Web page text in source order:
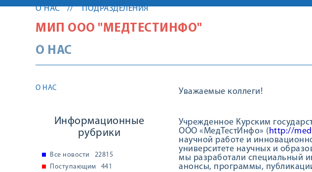
О НАС ПОДРАЗДЕЛЕНИЯ
МИП ООО "МЕДТЕСТИНФО"
О НАС
О НАС
Информационные
рубрики
Все новости
22815
Поступающим
441
Уважаемые коллеги!
Учрежденное Курским
ООО «МедТестИнфо» (http://
научной работе и
университете научных и
мы разработали специальный
анонсы, программы,